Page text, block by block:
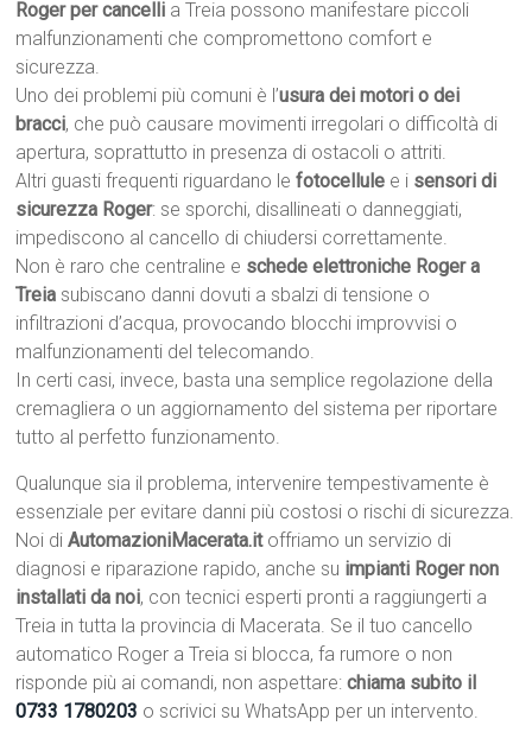
Roger per cancelli a Treia possono manifestare piccoli
malfunzionamenti che compromettono comfort e
sicurezza.
Uno dei problemi più comuni è l’usura dei motori o dei
bracci, che può causare movimenti irregolari o difficoltà di
apertura, soprattutto in presenza di ostacoli o attriti.
Altri guasti frequenti riguardano lefotocellule e i sensori di
sicurezza Roger: se sporchi, disallineati o danneggiati,
impediscono al cancello di chiudersi correttamente.
Non è raro che centraline e schede elettroniche Roger a
Treia subiscano danni dovuti a sbalzi di tensione o
infiltrazioni d’acqua, provocando blocchi improvvisi o
malfunzionamenti del telecomando.
In certi casi, invece, basta una semplice regolazione della
cremagliera o un aggiornamento del sistema per riportare
tutto al perfetto funzionamento.
Qualunque sia il problema, intervenire tempestivamente è
essenziale per evitare danni più costosi o rischi di sicurezza.
Noi diAutomazioniMacerata.itoffriamo un servizio di
diagnosi e riparazione rapido, anche su impianti Roger non
installati da noi, con tecnici esperti pronti a raggiungerti a
Treia in tutta la provincia di Macerata. Se il tuo cancello
automatico Roger a Treia si blocca, fa rumore o non
risponde più ai comandi, non aspettare:chiama subito il
0733 1780203 o scrivici su WhatsApp per un intervento.